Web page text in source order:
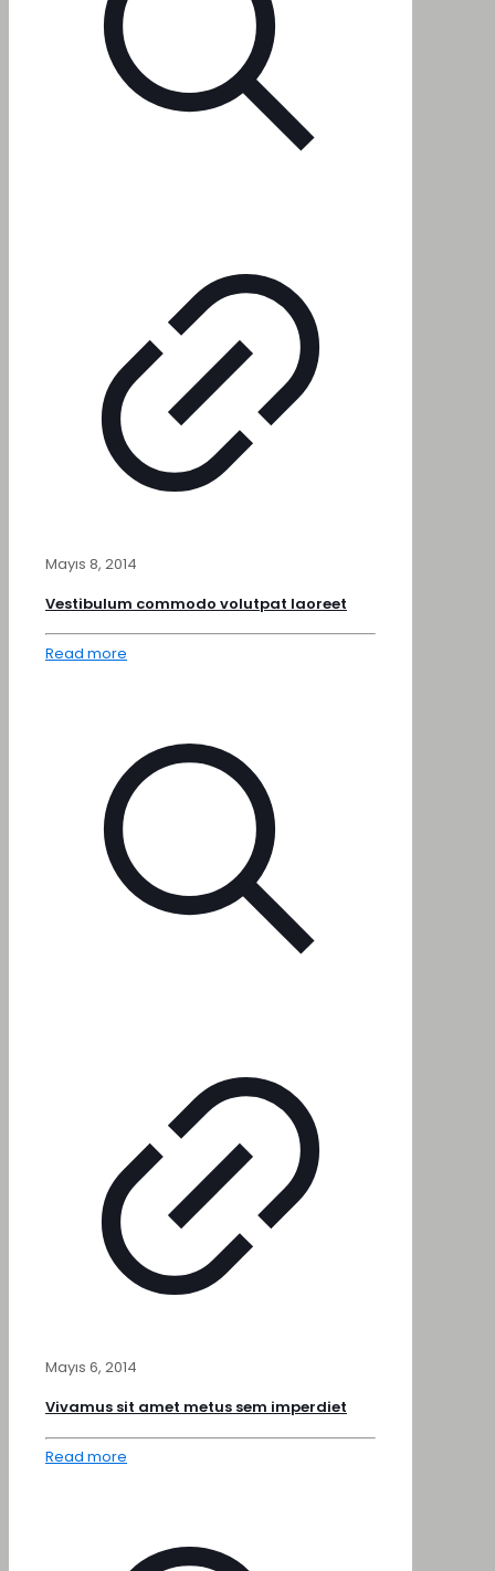
Mayıs 8, 2014
Vestibulum commodo volutpat laoreet
Read more
Mayıs 6, 2014
Vivamus sit amet metus sem imperdiet
Read more